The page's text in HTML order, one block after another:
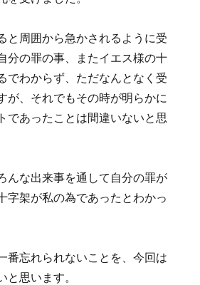
と周囲から急かされるように受
分の罪の事、またイエス様の十
でわからず、ただなんとなく受
が、それでもその時が明らかに
であったことは間違いないと思
んな出来事を通して自分の罪が
字架が私の為であったとわかっ
番忘れられないことを、今回は
と思います。